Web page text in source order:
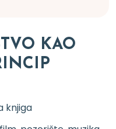
KAO
knjiga